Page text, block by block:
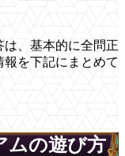
、基本的に全問正
を下記にまとめて
ムの遊び方